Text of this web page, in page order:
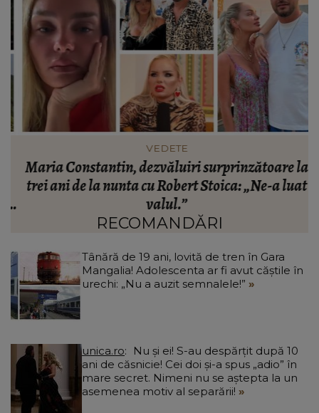
VEDETE
Maria Constantin, dezvăluiri surprinzătoare la
trei ani de la nunta cu Robert Stoica: „Ne-a luat
valul.”
RECOMANDĂRI
Tânără de 19 ani, lovită de tren în Gara
Mangalia! Adolescenta ar fi avut căștile în
urechi: „Nu a auzit semnalele!”
unica.ro
ani de căsnicie! Cei doi și-a spus „adio” în
mare secret. Nimeni nu se aștepta la un
asemenea motiv al separării!